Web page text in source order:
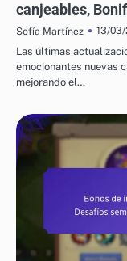
canjeables,
Sofía Martínez
13/
Las últimas
emocionantes nuevas
mejorando el…